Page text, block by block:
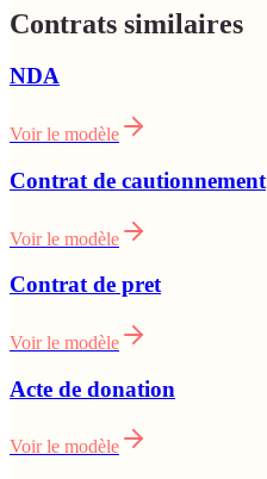
Contrats similaires
NDA
Voir le modèle
Contrat de cautionnement
Voir le modèle
Contrat de pret
Voir le modèle
Acte de donation
Voir le modèle